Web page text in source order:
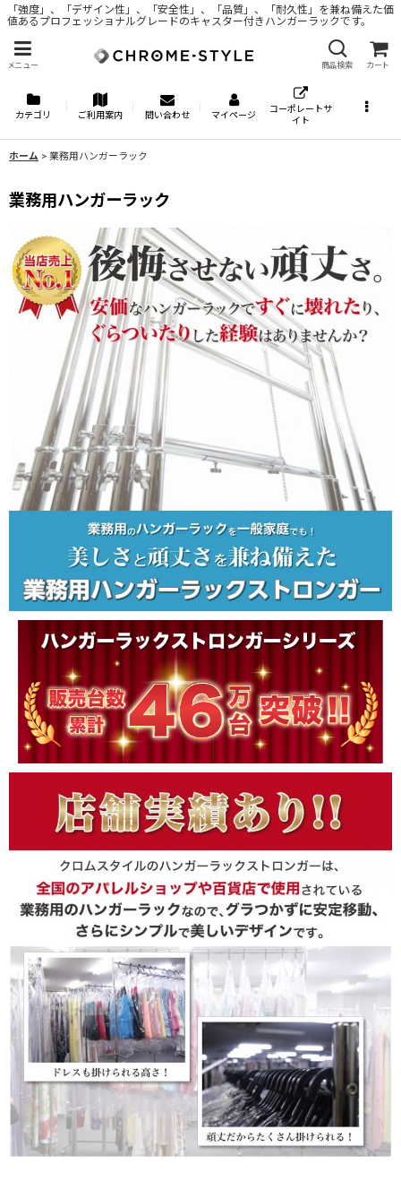
「強度」、「デザイン性」、「安全性」、「品質」、「耐久性」を兼ね備えた価
値あるプロフェッショナルグレードのキャスター付きハンガーラックです。
メニュー 商品検索 カート
カテゴリ ご利用案内 問い合わせ マイページ
コーポレートサ
イト
ホーム > 業務用ハンガーラック
業務用ハンガーラック